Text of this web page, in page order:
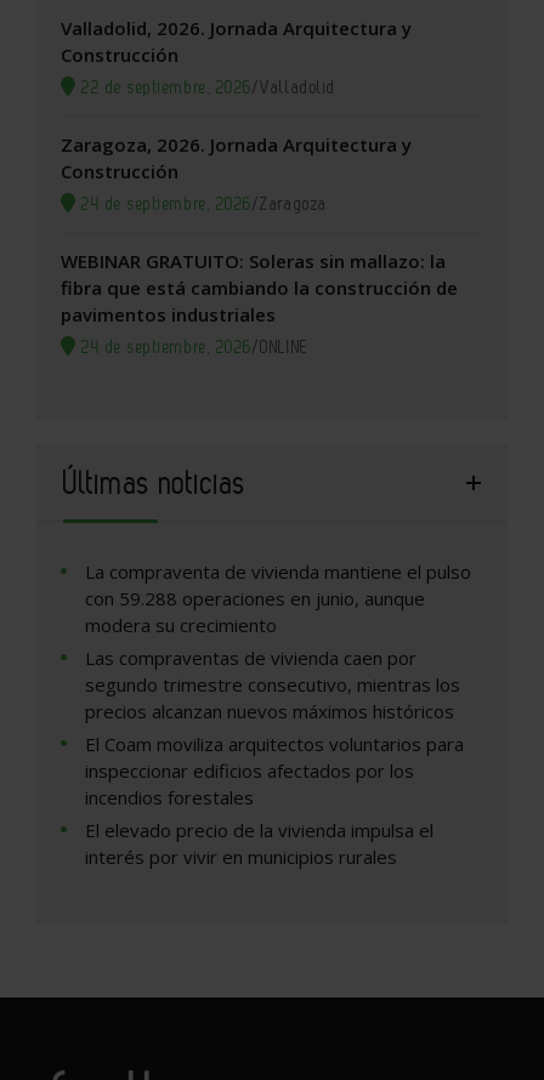
Valladolid, 2026. Jornada Arquitectura y
Construcción
22 de septiembre, 2026/Valladolid
Zaragoza, 2026. Jornada Arquitectura y
Construcción
24 de septiembre, 2026/Zaragoza
WEBINAR GRATUITO: Soleras sin mallazo: la
fibra que está cambiando la construcción de
pavimentos industriales
24 de septiembre, 2026/ONLINE
Últimas noticias
La compraventa de vivienda mantiene el pulso
con 59.288 operaciones en junio, aunque
modera su crecimiento
Las compraventas de vivienda caen por
segundo trimestre consecutivo, mientras los
precios alcanzan nuevos máximos históricos
El Coam moviliza arquitectos voluntarios para
inspeccionar edificios afectados por los
incendios forestales
El elevado precio de la vivienda impulsa el
interés por vivir en municipios rurales